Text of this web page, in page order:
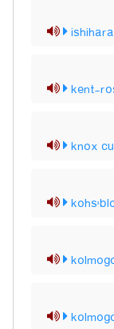
kent-
knox